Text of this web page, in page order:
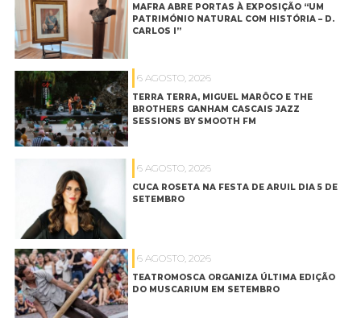
MAFRA ABRE PORTAS À EXPOSIÇÃO “UM
PATRIMÓNIO NATURAL COM HISTÓRIA – D.
CARLOS I”
6 AGOSTO, 2026
TERRA TERRA, MIGUEL MARÔCO E THE
BROTHERS GANHAM CASCAIS JAZZ
SESSIONS BY SMOOTH FM
6 AGOSTO, 2026
CUCA ROSETA NA FESTA DE ARUIL DIA 5 DE
SETEMBRO
6 AGOSTO, 2026
TEATROMOSCA ORGANIZA ÚLTIMA EDIÇÃO
DO MUSCARIUM EM SETEMBRO